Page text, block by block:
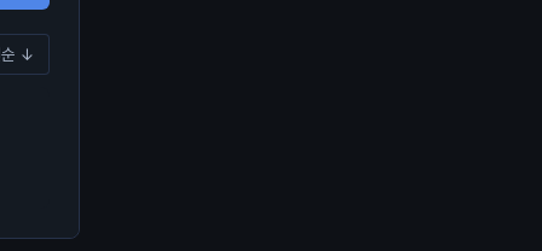
순 ↓